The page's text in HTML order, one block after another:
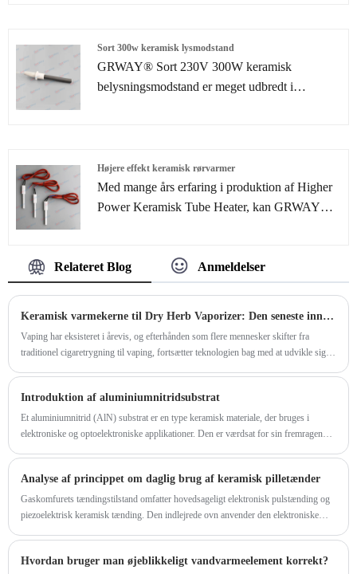
varmeelementløsninger i henhold til kundernes
tegninger eller prøver er også hjerteligt
velkomne.
Sort 300w keramisk lysmodstand
GRWAY® Sort 230V 300W keramisk
belysningsmodstand er meget udbredt i
før brug. Disse er relateret til Black 300w
Ceramic Lighting Resistor nyhederne, hvor du
kan lære om de opdaterede oplysninger i Black
sort 300w keramisk lysmodstand.
Højere effekt keramisk rørvarmer
Med mange års erfaring i produktion af Higher
Power Keramisk Tube Heater, kan GRWAY®
højtemperatur Co-sintret med varmelag trykt på
det keramiske ark.
Relateret Blog Anmeldelser
Keramisk varmekerne til Dry Herb Vaporizer: Den seneste innovation inden for vaping
Vaping har eksisteret i årevis, og efterhånden som flere mennesker skifter fra
traditionel cigaretrygning til vaping, fortsætter teknologien bag med at udvikle sig.
Introduktion af aluminiumnitridsubstrat
Et aluminiumnitrid (AlN) substrat er en type keramisk materiale, der bruges i
elektroniske og optoelektroniske applikationer. Den er værdsat for sin fremragende
Analyse af princippet om daglig brug af keramisk pilletænder
Gaskomfurets tændingstilstand omfatter hovedsageligt elektronisk pulstænding og
piezoelektrisk keramisk tænding. Den indlejrede ovn anvender den elektroniske
Hvordan bruger man øjeblikkeligt vandvarmeelement korrekt?